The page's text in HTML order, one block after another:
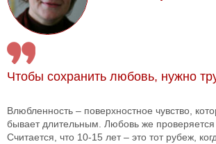
Чтобы сохранить любовь, нужно
Влюбленность – поверхностное чувство,
бывает длительным. Любовь же
Считается, что 10-15 лет – это тот рубеж,